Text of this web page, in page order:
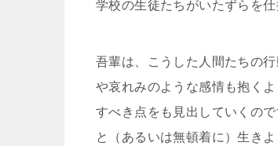
学校の生徒たちがいたずらを
吾輩は、こうした人間たちの
や哀れみのような感情も抱く
すべき点をも見出していくの
と（あるいは無頓着に）生き